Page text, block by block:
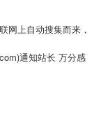
网上自动搜集而来，
通知站长 万分感